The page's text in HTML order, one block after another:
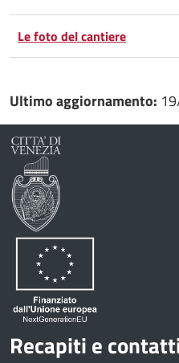
Le foto del cantiere
Ultimo aggiornamento:
Recapiti e